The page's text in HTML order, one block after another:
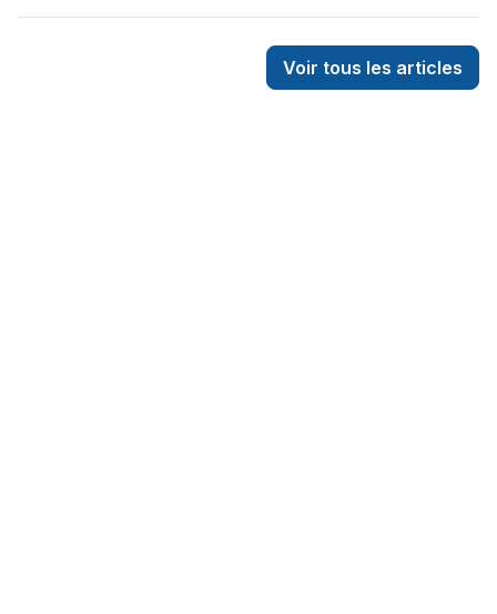
Voir tous les articles